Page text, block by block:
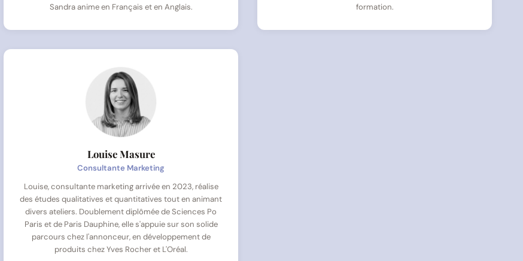
Sandra anime en Français et en Anglais.
formation.
Louise Masure
Consultante Marketing
Louise, consultante marketing arrivée en 2023, réalise
des études qualitatives et quantitatives tout en animant
divers ateliers. Doublement diplômée de Sciences Po
Paris et de Paris Dauphine, elle s'appuie sur son solide
parcours chez l'annonceur, en développement de
produits chez Yves Rocher et L'Oréal.